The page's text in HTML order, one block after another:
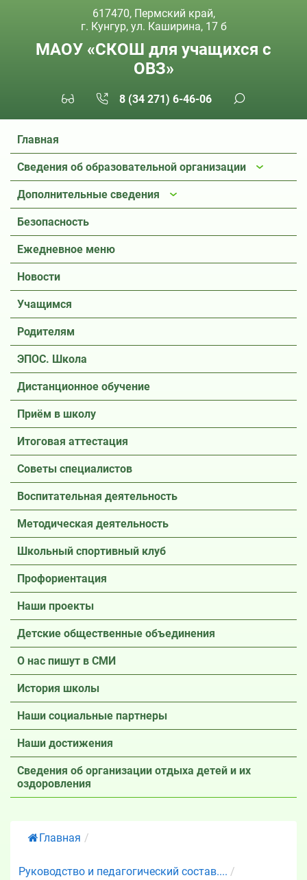
617470, Пермский край,
г. Кунгур, ул. Каширина, 17 б
МАОУ «СКОШ для учащихся с
ОВЗ»
8 (34 271) 6-46-06
Главная
Сведения об образовательной организации
Дополнительные сведения
Безопасность
Ежедневное меню
Новости
Учащимся
Родителям
ЭПОС. Школа
Дистанционное обучение
Приём в школу
Итоговая аттестация
Советы специалистов
Воспитательная деятельность
Методическая деятельность
Школьный спортивный клуб
Профориентация
Наши проекты
Детские общественные объединения
О нас пишут в СМИ
История школы
Наши социальные партнеры
Наши достижения
Сведения об организации отдыха детей и их
оздоровления
Главная /
Руководство и педагогический состав.... /